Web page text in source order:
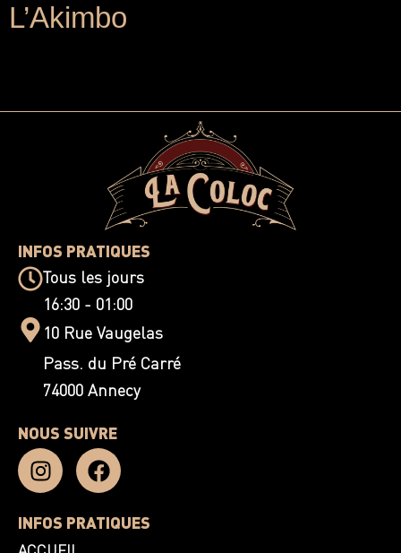
L’Akimbo
INFOS PRATIQUES
Tous les jours
16:30 - 01:00
10 Rue Vaugelas
Pass. du Pré Carré
74000 Annecy
NOUS SUIVRE
INFOS PRATIQUES